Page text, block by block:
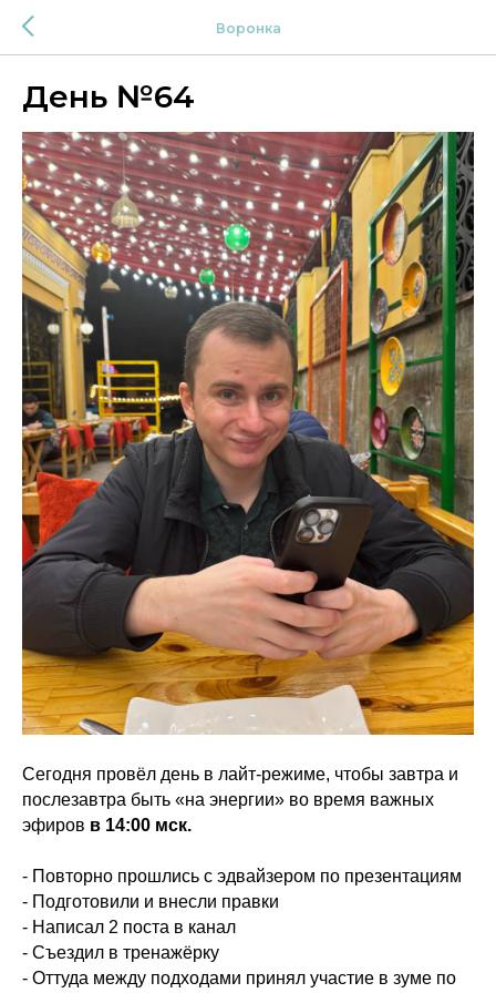
Воронка
День №64
Сегодня провёл день в лайт-режиме, чтобы завтра и
послезавтра быть «на энергии» во время важных
эфиров в 14:00 мск.
- Повторно прошлись с эдвайзером по презентациям
- ⁠Подготовили и внесли правки
- ⁠Написал 2 поста в канал
- ⁠Съездил в тренажёрку
- ⁠Оттуда между подходами принял участие в зуме по